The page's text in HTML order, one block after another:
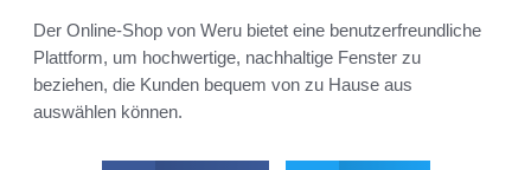
Der Online-Shop von Weru bietet eine benutzerfreundliche
Plattform, um hochwertige, nachhaltige Fenster zu
beziehen, die Kunden bequem von zu Hause aus
auswählen können.